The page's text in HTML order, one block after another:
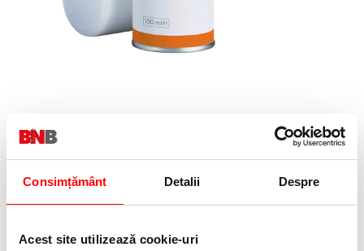
Consimțământ Detalii Despre
Acest site utilizează cookie-uri
Curata
frecvent si